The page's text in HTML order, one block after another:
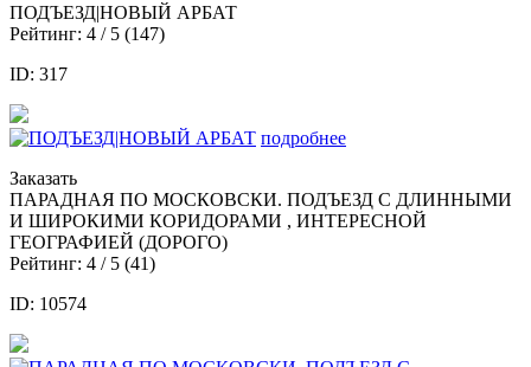
ПОДЪЕЗД|НОВЫЙ АРБАТ
Рейтинг: 4 / 5 (147)
ID: 317
подробнее
Заказать
ПАРАДНАЯ ПО МОСКОВСКИ. ПОДЪЕЗД С ДЛИННЫМИ
И ШИРОКИМИ КОРИДОРАМИ , ИНТЕРЕСНОЙ
ГЕОГРАФИЕЙ (ДОРОГО)
Рейтинг: 4 / 5 (41)
ID: 10574